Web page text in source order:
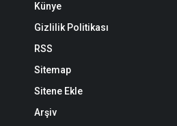
Künye
Gizlilik Politikası
RSS
Sitemap
Sitene Ekle
Arşiv